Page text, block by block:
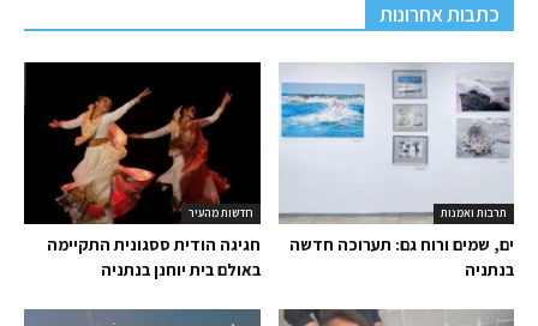
כתבות אחרונות
חדשות מהעיר
חגיגה הודית ססגונית התקיימה
באולם בית יוחנן בנתניה
תרבות ואמנות
ים, שמים ורוח גם: תערוכה חדשה
בנתניה